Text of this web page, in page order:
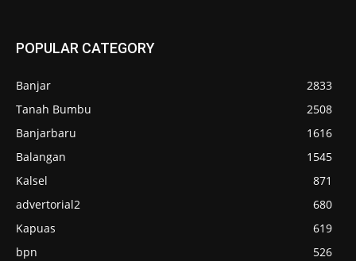
POPULAR CATEGORY
Banjar
2833
Tanah Bumbu
2508
Banjarbaru
1616
Balangan
1545
Kalsel
871
advertorial2
680
Kapuas
619
bpn
526